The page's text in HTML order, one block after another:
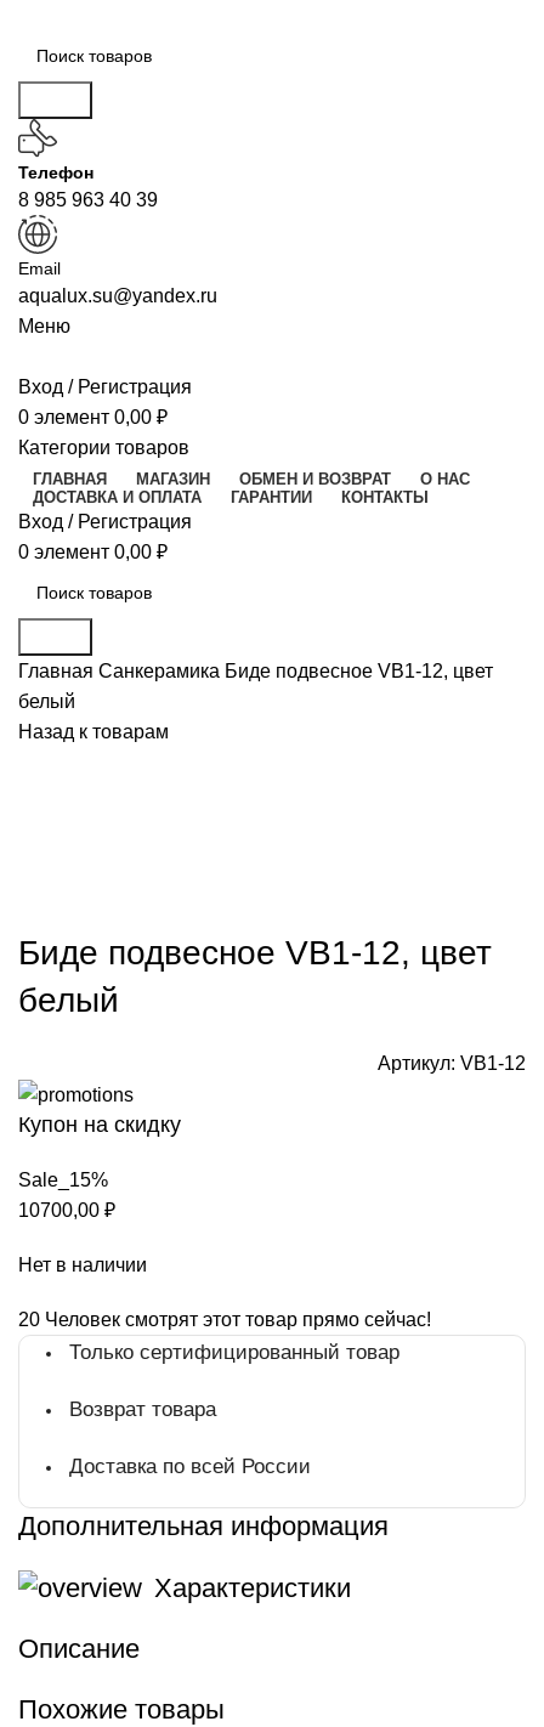
Телефон
8 985 963 40 39
Email
aqualux.su@yandex.ru
Меню
Вход / Регистрация
0 элемент 0,00 ₽
Категории товаров
ГЛАВНАЯ МАГАЗИН ОБМЕН И ВОЗВРАТ
О НАС
ДОСТАВКА И ОПЛАТА
ГАРАНТИИ КОНТАКТЫ
Вход / Регистрация
0 элемент 0,00 ₽
Главная Санкерамика Биде подвесное VB1-12, цвет
белый
Назад к товарам
Биде подвесное VB1-12, цвет
белый
Артикул: VB1-12
Купон на скидку
Sale_15%
10700,00 ₽
Нет в наличии
20 Человек смотрят этот товар прямо сейчас!
Только сертифицированный товар
Возврат товара
Доставка по всей России
Дополнительная информация
Характеристики
Описание
Похожие товары